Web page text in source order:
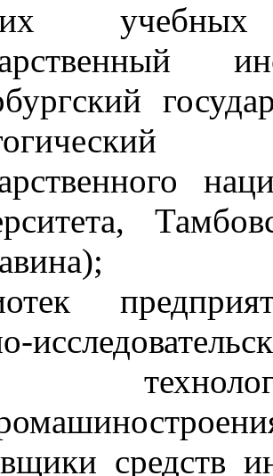
учебных
средств